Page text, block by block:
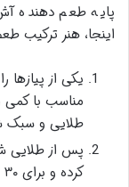
پایه طعم دهنده
اینجا، هنر ترکیب
یکی از پیازها
مناسب با کمی
طلایی و سبک
پس از طلایی
کرده و برای ۳۰ ثانیه تفت دهید تا عطر ادویه ها آزاد شود.